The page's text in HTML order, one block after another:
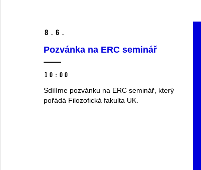
8. 6.
Pozvánka na ERC seminář
10:00
Sdílíme pozvánku na ERC seminář, který
pořádá Filozofická fakulta UK.